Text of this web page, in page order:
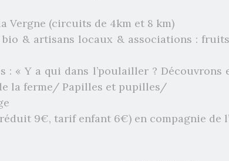
Vergne (circuits de 4km et 8 km)
& artisans locaux & associations :
: « Y a qui dans l’poulailler ?
la ferme/ Papilles et pupilles/
9€, tarif enfant 6€) en compagnie de